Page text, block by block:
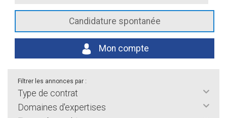
Candidature spontanée
Mon compte
Filtrer les annonces par :
Type de contrat
Domaines d'expertises